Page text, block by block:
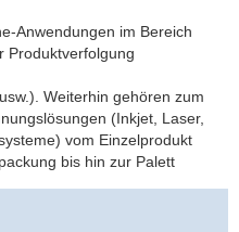
Anwendungen im Bereich
Produktverfolgung
Weiterhin gehören zum
(Inkjet, Laser,
vom Einzelprodukt
bis hin zur Palett